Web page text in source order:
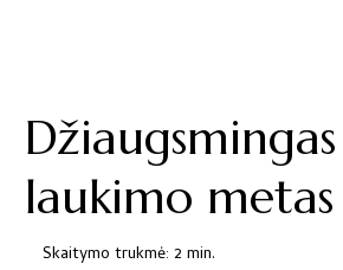
laukimo metas
Skaitymo trukmė: 2 min.